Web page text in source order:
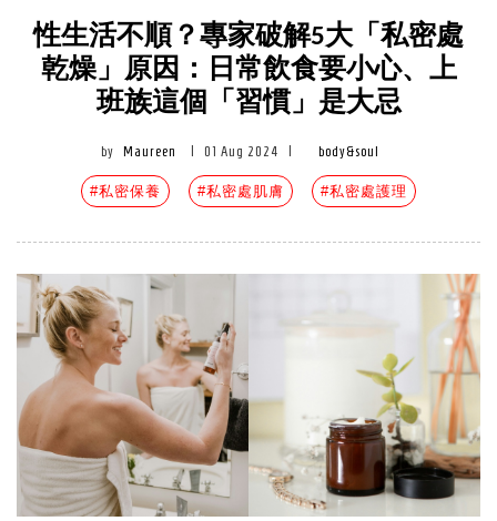
性生活不順？專家破解5大「私密處
乾燥」原因：日常飲食要小心、上
班族這個「習慣」是大忌
by Maureen 01 Aug 2024 body&soul
#私密保養 #私密處肌膚 #私密處護理